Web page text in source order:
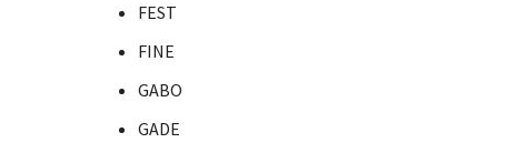
FEST
FINE
GABO
GADE